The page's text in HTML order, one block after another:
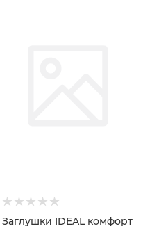
Заглушки IDEAL комфорт